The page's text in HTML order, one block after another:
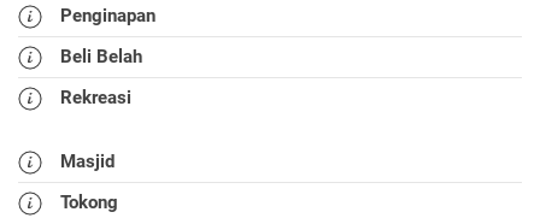
Penginapan
Beli Belah
Rekreasi
Masjid
Tokong